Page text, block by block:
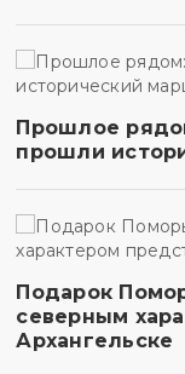
Прошлое
прошли
Подарок
северным
Архангельске